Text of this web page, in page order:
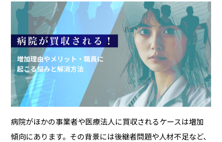
病院がほかの事業者や医療法人に買収されるケースは増加
傾向にあります。その背景には後継者問題や人材不足など、